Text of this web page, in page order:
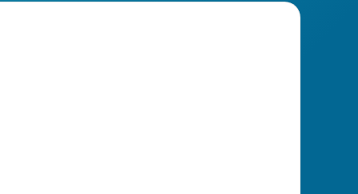
Aus Klarheit wird Wachstum -